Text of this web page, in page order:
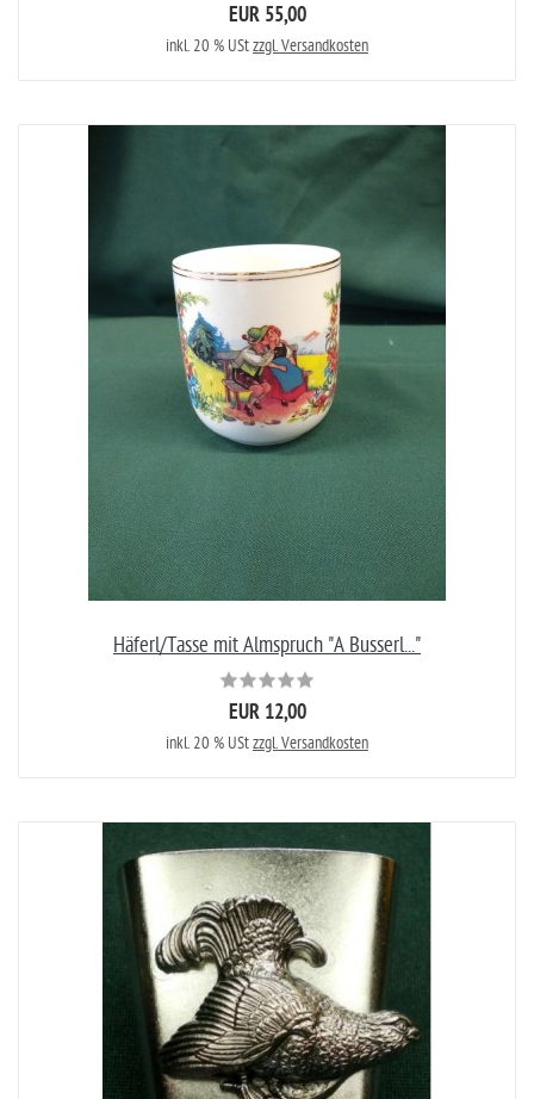
EUR 55,00
inkl. 20 % UStzzgl. Versandkosten
Häferl/Tasse mit Almspruch "A Busserl..."
EUR 12,00
inkl. 20 % UStzzgl. Versandkosten